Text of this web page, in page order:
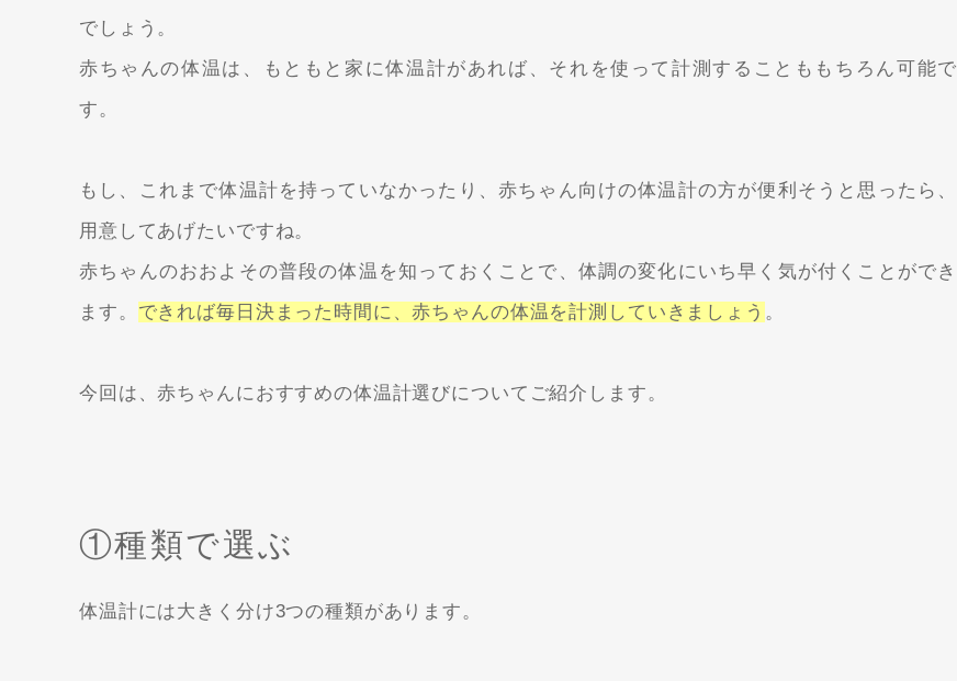
でしょう。
赤ちゃんの体温は、もともと家に体温計があれば、それを使って計測することももちろん可能で
す。
もし、これまで体温計を持っていなかったり、赤ちゃん向けの体温計の方が便利そうと思ったら、
用意してあげたいですね。
赤ちゃんのおおよその普段の体温を知っておくことで、体調の変化にいち早く気が付くことができ
ます。 できれば毎日決まった時間に、赤ちゃんの体温を計測していきましょう 。
今回は、赤ちゃんにおすすめの体温計選びについてご紹介します。
①種類で選ぶ
体温計には大きく分け3つの種類があります。